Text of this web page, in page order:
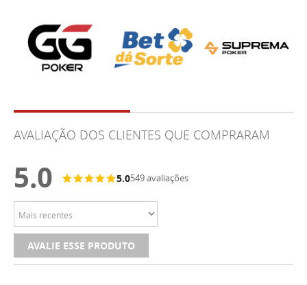
AVALIAÇÃO DOS CLIENTES QUE COMPRARAM
5.0 5.0549 avaliações
AVALIE ESSE PRODUTO